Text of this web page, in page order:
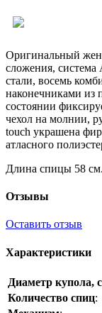
Оригинальный
сложения,
стали, восемь
наконечниками из
состоянии
чехол на молнии,
touch украшена
атласного
Длина спицы 58 см.
Отзывы
Оставить отзыв
Характеристики
Диаметр купола,
Количество спиц: